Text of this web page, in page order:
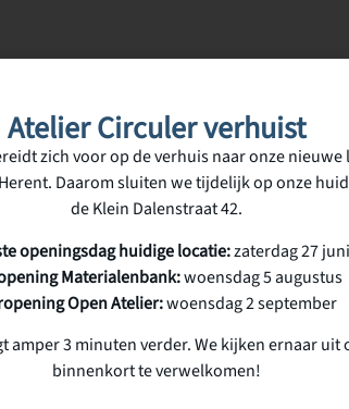
Atelier Circuler verhuist
zich voor op de verhuis naar onze nieuwe
Daarom sluiten we tijdelijk op onze
de Klein Dalenstraat 42.
openingsdag huidige locatie:zaterdag 27 juni
Materialenbank:woensdag 5 augustus
Open Atelier:woensdag 2 september
amper 3 minuten verder. We kijken ernaar uit
binnenkort te verwelkomen!